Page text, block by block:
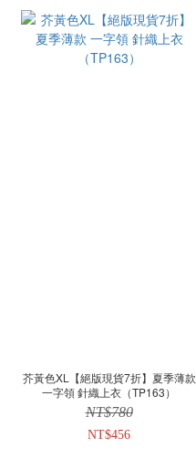
芥黃色XL【絕版現貨7折】夏季薄款
一字領 針織上衣（TP163）
NT$780
NT$456